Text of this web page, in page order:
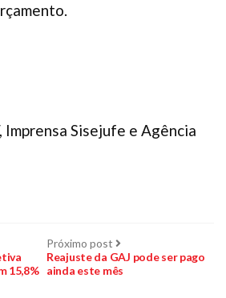
Imprensa Sisejufe e Agência
15,8%
Próximo post Próximo
post:
Reajuste da GAJ pode ser pago
ainda este mês